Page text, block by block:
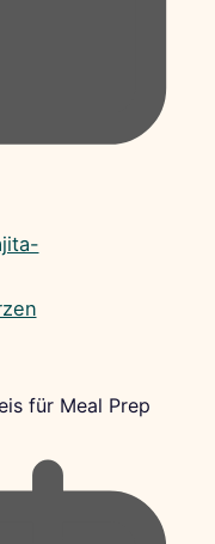
für Meal Prep